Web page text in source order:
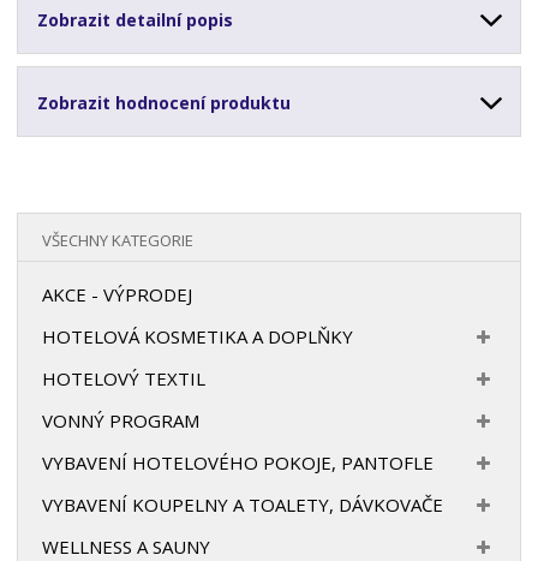
Zobrazit detailní popis
Zobrazit hodnocení produktu
VŠECHNY KATEGORIE
AKCE - VÝPRODEJ
HOTELOVÁ KOSMETIKA A DOPLŇKY
HOTELOVÝ TEXTIL
VONNÝ PROGRAM
VYBAVENÍ HOTELOVÉHO POKOJE, PANTOFLE
VYBAVENÍ KOUPELNY A TOALETY, DÁVKOVAČE
WELLNESS A SAUNY